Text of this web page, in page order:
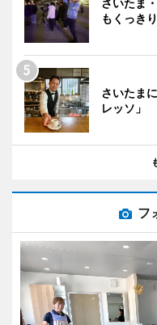
さいたま
もくっきり
さいたま
レッソ」
フ